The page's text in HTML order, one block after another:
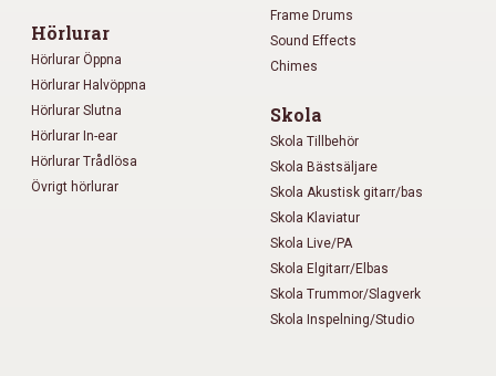
Hörlurar
Hörlurar Öppna
Hörlurar Halvöppna
Hörlurar Slutna
Hörlurar In-ear
Hörlurar Trådlösa
Övrigt hörlurar
Frame Drums
Sound Effects
Chimes
Skola
Skola Tillbehör
Skola Bästsäljare
Skola Akustisk gitarr/bas
Skola Klaviatur
Skola Live/PA
Skola Elgitarr/Elbas
Skola Trummor/Slagverk
Skola Inspelning/Studio